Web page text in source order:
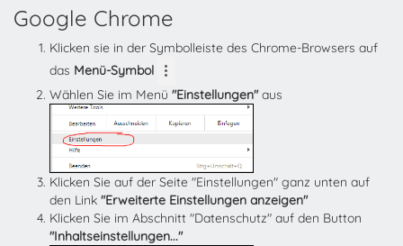
Google Chrome
Klicken sie in der Symbolleiste des Chrome-Browsers auf
das Menü-Symbol
Wählen Sie im Menü "Einstellungen"aus
Klicken Sie auf der Seite "Einstellungen" ganz unten auf
den Link "Erweiterte Einstellungen anzeigen"
Klicken Sie im Abschnitt "Datenschutz" auf den Button
"Inhaltseinstellungen..."